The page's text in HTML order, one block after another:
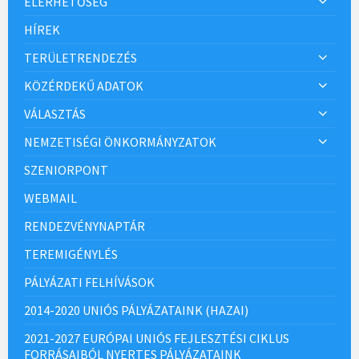
HÍREK
TERÜLETRENDEZÉS
KÖZÉRDEKŰ ADATOK
VÁLASZTÁS
NEMZETISÉGI ÖNKORMÁNYZATOK
SZENIORPONT
WEBMAIL
RENDEZVÉNYNAPTÁR
TEREMIGÉNYLÉS
PÁLYÁZATI FELHÍVÁSOK
2014-2020 UNIÓS PÁLYÁZATAINK (HAZAI)
2021-2027 EURÓPAI UNIÓS FEJLESZTÉSI CIKLUS
FORRÁSAIBÓL NYERTES PÁLYÁZATAINK